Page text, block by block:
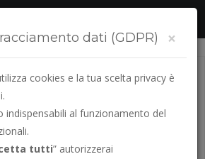
dati (GDPR) ×
cookies e la tua scelta privacy è
indispensabili al funzionamento del
tutti” autorizzerai